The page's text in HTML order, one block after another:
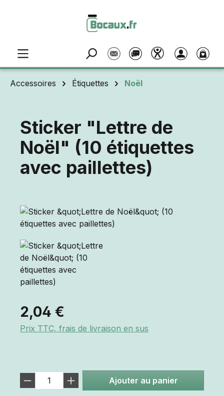
Accessoires Étiquettes Noël
Sticker "Lettre de
Noël" (10 étiquettes
avec paillettes)
2,04 €
Prix TTC, frais de livraison en sus
Ajouter au panier